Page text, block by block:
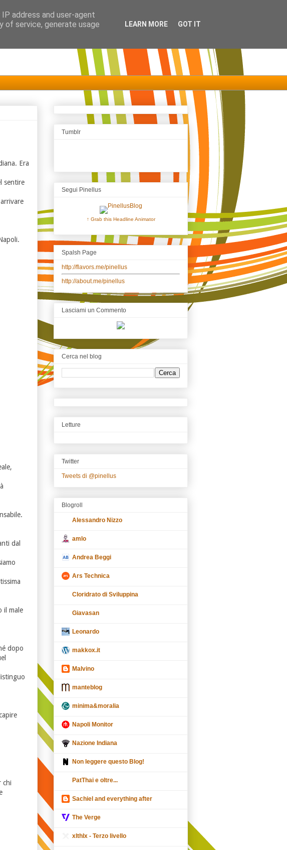
Era
sentire
dal
il male
dopo
chi
Tumblr
Segui Pinellus
↑ Grab this Headline Animator
Spalsh Page
http://flavors.me/pinellus
http://about.me/pinellus
Lasciami un Commento
Cerca nel blog
Letture
Twitter
Tweets di @pinellus
Blogroll
Alessandro Nizzo
amlo
Andrea Beggi
Ars Technica
Cloridrato di Sviluppina
Giavasan
Leonardo
makkox.it
Malvino
manteblog
minima&moralia
Napoli Monitor
Nazione Indiana
Non leggere questo Blog!
PatThai e oltre...
Sachiel and everything after
The Verge
xlthlx - Terzo livello
address and user-agent
of service, generate usage
LEARN MORE GOT IT